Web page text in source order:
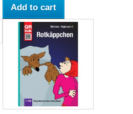
Add to cart